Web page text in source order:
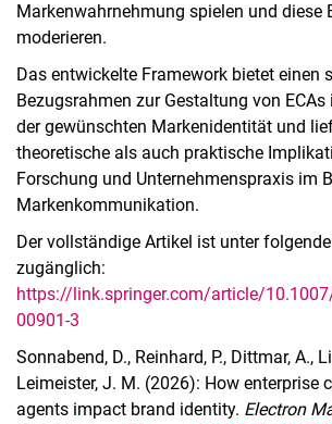
Markenwahrnehmung spielen und diese
moderieren.
Das entwickelte Framework bietet einen
Bezugsrahmen zur Gestaltung von
der gewünschten Markenidentität und
theoretische als auch praktische
Forschung und Unternehmenspraxis im
Markenkommunikation.
Der vollständige Artikel ist unter
zugänglich:
https://link.springer.com/article/
00901-3
Sonnabend, D., Reinhard, P., Dittmar, A.,
Leimeister, J. M. (2026): How enterprise
agents impact brand identity. Electron